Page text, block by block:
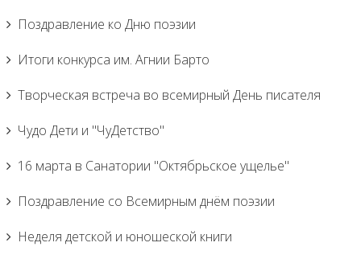
Поздравление ко Дню поэзии
Итоги конкурса им. Агнии Барто
Творческая встреча во всемирный День писателя
Чудо Дети и "ЧуДетство"
16 марта в Санатории "Октябрьское ущелье"
Поздравление со Всемирным днём поэзии
Неделя детской и юношеской книги